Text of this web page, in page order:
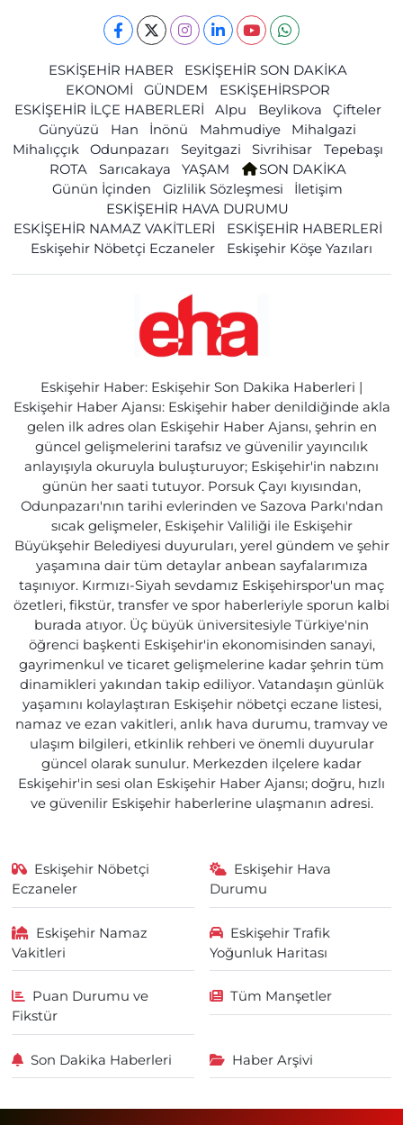
ESKİŞEHİR HABER
ESKİŞEHİR SON DAKİKA
EKONOMİ
GÜNDEM
ESKİŞEHİRSPOR
ESKİŞEHİR İLÇE HABERLERİ
Alpu Beylikova
Çifteler
Günyüzü
Han İnönü Mahmudiye
Mihalgazi
Mihalıççık
Odunpazarı Seyitgazi Sivrihisar
Tepebaşı
ROTA
Sarıcakaya YAŞAM
SON DAKİKA
Günün İçinden
Gizlilik Sözleşmesi
İletişim
ESKİŞEHİR HAVA DURUMU
ESKİŞEHİR NAMAZ VAKİTLERİ
ESKİŞEHİR HABERLERİ
Eskişehir Nöbetçi Eczaneler
Eskişehir Köşe Yazıları
Eskişehir Haber: Eskişehir Son Dakika Haberleri |
Eskişehir Haber Ajansı: Eskişehir haber denildiğinde akla
gelen ilk adres olan Eskişehir Haber Ajansı, şehrin en
güncel gelişmelerini tarafsız ve güvenilir yayıncılık
anlayışıyla okuruyla buluşturuyor; Eskişehir'in nabzını
günün her saati tutuyor. Porsuk Çayı kıyısından,
Odunpazarı'nın tarihi evlerinden ve Sazova Parkı'ndan
sıcak gelişmeler, Eskişehir Valiliği ile Eskişehir
Büyükşehir Belediyesi duyuruları, yerel gündem ve şehir
yaşamına dair tüm detaylar anbean sayfalarımıza
taşınıyor. Kırmızı-Siyah sevdamız Eskişehirspor'un maç
özetleri, fikstür, transfer ve spor haberleriyle sporun kalbi
burada atıyor. Üç büyük üniversitesiyle Türkiye'nin
öğrenci başkenti Eskişehir'in ekonomisinden sanayi,
gayrimenkul ve ticaret gelişmelerine kadar şehrin tüm
dinamikleri yakından takip ediliyor. Vatandaşın günlük
yaşamını kolaylaştıran Eskişehir nöbetçi eczane listesi,
namaz ve ezan vakitleri, anlık hava durumu, tramvay ve
ulaşım bilgileri, etkinlik rehberi ve önemli duyurular
güncel olarak sunulur. Merkezden ilçelere kadar
Eskişehir'in sesi olan Eskişehir Haber Ajansı; doğru, hızlı
ve güvenilir Eskişehir haberlerine ulaşmanın adresi.
Eskişehir Nöbetçi
Eczaneler
Eskişehir Hava
Durumu
Eskişehir Namaz
Vakitleri
Eskişehir Trafik
Yoğunluk Haritası
Puan Durumu ve
Fikstür
Tüm Manşetler
Son Dakika Haberleri Haber Arşivi